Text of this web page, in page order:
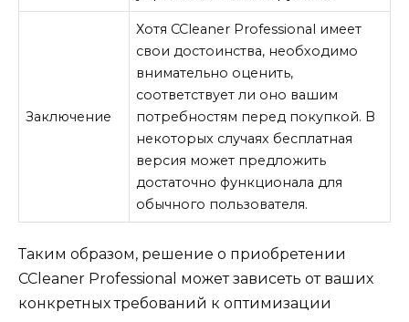
Заключение
Хотя CCleaner Professional имеет
свои достоинства, необходимо
внимательно оценить,
соответствует ли оно вашим
потребностям перед покупкой. В
некоторых случаях бесплатная
версия может предложить
достаточно функционала для
обычного пользователя.
Таким образом, решение о приобретении
CCleaner Professional может зависеть от ваших
конкретных требований к оптимизации